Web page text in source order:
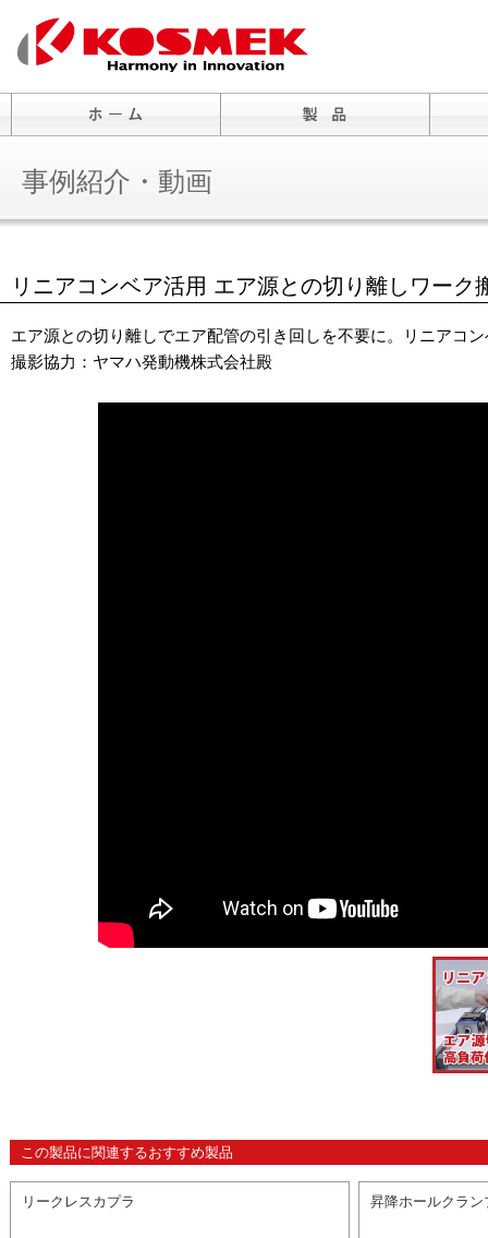
事例紹介・動画
リニアコンベア活用 エア源との切り離しワーク
エア源との切り離しでエア配管の引き回しを不要に。リニアコ
撮影協力：ヤマハ発動機株式会社殿
この製品に関連するおすすめ製品
リークレスカプラ 昇降ホールクラン